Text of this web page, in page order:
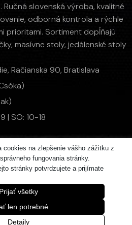
Ručná slovenská výroba, kvalitné
odborná kontrola a rýchle
prioritami. Sortiment dopĺňajú
masívne stoly, jedálenské stoly
Račianska 90, Bratislava
| SO: 10-18
| Všetky práva vyhradené.
cookies na zlepšenie vášho zážitku z
fungovania stránky.
stránky potvrdzujete a prijímate
Prijať všetky
len potrebné
Detaily